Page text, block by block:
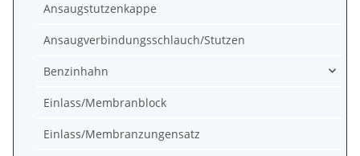
Ansaugstutzenkappe
Ansaugverbindungsschlauch/Stutzen
Benzinhahn
Einlass/Membranblock
Einlass/Membranzungensatz